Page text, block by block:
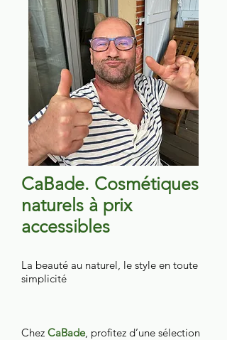
CaBade. Cosmétiques
naturels à prix
accessibles
La beauté au naturel, le style en toute
simplicité
Chez CaBade, profitez d’une sélection